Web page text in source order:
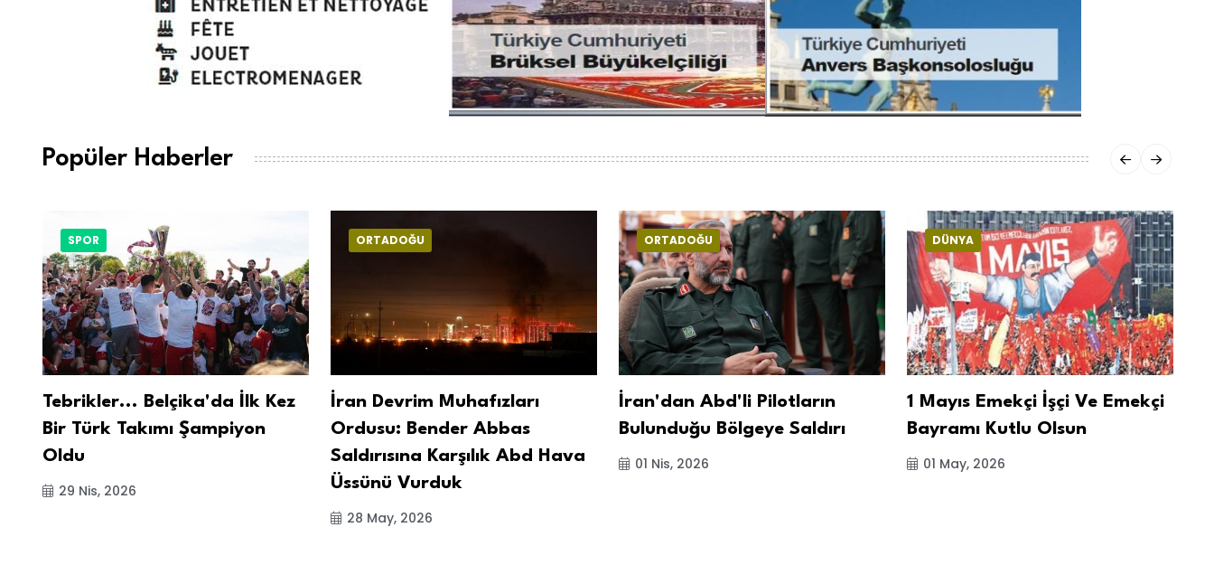
Popüler Haberler
SPOR
Tebrikler... Belçika'da İlk Kez
Bir Türk Takımı Şampiyon
Oldu
29 Nis, 2026
ORTADOĞU
İran Devrim Muhafızları
Ordusu: Bender Abbas
Saldırısına Karşılık Abd Hava
Üssünü Vurduk
28 May, 2026
ORTADOĞU
İran'dan Abd'li Pilotların
Bulunduğu Bölgeye Saldırı
01 Nis, 2026
DÜNYA
1 Mayıs Emekçi İşçi Ve Emekçi
Bayramı Kutlu Olsun
01 May, 2026